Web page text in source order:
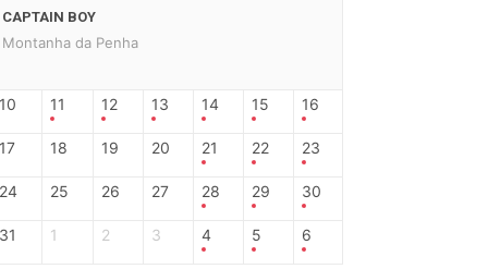
CAPTAIN BOY
Montanha da Penha
10 11 12 13 14 15 16
17 18 19 20 21 22 23
24 25 26 27 28 29 30
31 1 2 3 4 5 6